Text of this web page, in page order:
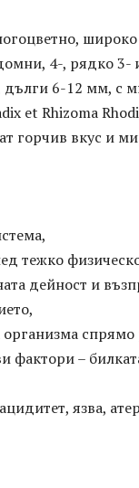
4-, рядко 3-
дълги 6-12 мм, с
et Rhizoma
горчив вкус и
тежко
дейност и
фактори –
язва,